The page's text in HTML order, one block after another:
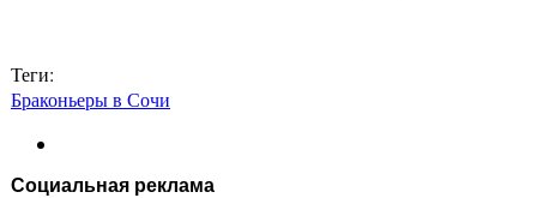
Теги:
Браконьеры в Сочи
Социальная реклама